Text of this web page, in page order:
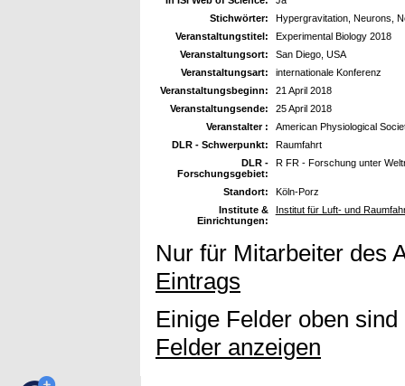
Stichwörter:
Hypergravitation, Neurons,
Veranstaltungstitel:
Experimental Biology 2018
Veranstaltungsort:
San Diego, USA
Veranstaltungsart:
internationale Konferenz
Veranstaltungsbeginn:
21 April 2018
Veranstaltungsende:
25 April 2018
Veranstalter :
American Physiological
DLR - Schwerpunkt:
Raumfahrt
DLR -
Forschungsgebiet:
R FR - Forschung unter
Standort:
Köln-Porz
Institute &
Einrichtungen:
Institut für Luft- und
Nur für Mitarbeiter des
Eintrags
Einige Felder oben
Felder anzeigen